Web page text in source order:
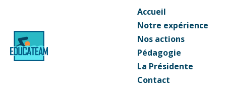
Accueil
Notre expérience
Nos actions
Pédagogie
La Présidente
Contact